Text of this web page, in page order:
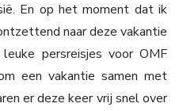
En op het moment dat ik
naar deze vakantie
persreisjes voor OMF
een vakantie samen met
er deze keer vrij snel over